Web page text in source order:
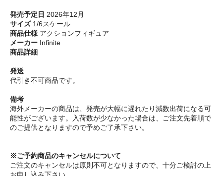
発売予定日 2026年12月
サイズ1/6スケール
商品仕様 アクションフィギュア
メーカー Infinite
商品詳細
発送
代引き不可商品です。
備考
海外メーカーの商品は、発売が大幅に遅れたり減数出荷になる可
能性がございます。入荷数が少なかった場合は、ご注文先着順で
のご提供となりますので予めご了承下さい。
※ご予約商品のキャンセルについて
ご注文のキャンセルは原則不可となりますので、十分ご検討の上
お申し込み下さい。